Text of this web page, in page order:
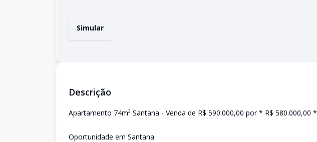
Simular
Descrição
Apartamento 74m² Santana - Venda de R$ 590.000,00 por * R$ 580.000,00 *
Oportunidade em Santana